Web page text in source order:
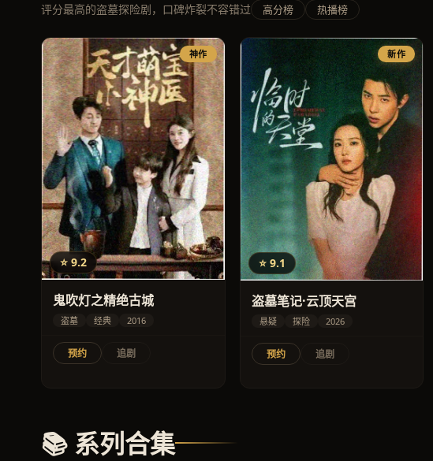
评分最高的盗墓探险剧，口碑炸裂不容错过 高分榜 热播榜
神作
⭐ 9.2
鬼吹灯之精绝古城
盗墓 经典 2016
预约 追剧
新作
⭐ 9.1
盗墓笔记·云顶天宫
悬疑 探险 2026
预约 追剧
📚 系列合集